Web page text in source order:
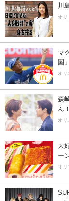
川
オリ
マ
園」
オリ
森
ん！
オリ
大
ー
オリ